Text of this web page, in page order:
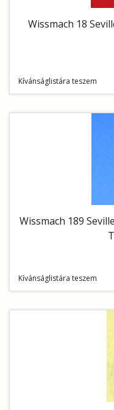
Wissmach 18
Kívánságlistára teszem
Wissmach 189
Kívánságlistára teszem